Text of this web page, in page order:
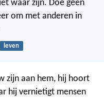
waar zijn. Doe geen
om met anderen in
leven
zijn aan hem, hij hoort
hij vernietigt mensen